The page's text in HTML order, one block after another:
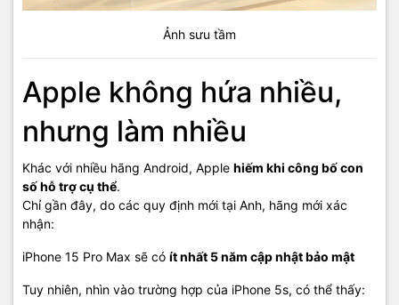
Ảnh sưu tầm
Apple không hứa nhiều,
nhưng làm nhiều
Khác với nhiều hãng Android, Apple hiếm khi công bố con
số hỗ trợ cụ thể.
Chỉ gần đây, do các quy định mới tại Anh, hãng mới xác
nhận:
iPhone 15 Pro Max sẽ có ít nhất 5 năm cập nhật bảo mật
Tuy nhiên, nhìn vào trường hợp của iPhone 5s, có thể thấy: